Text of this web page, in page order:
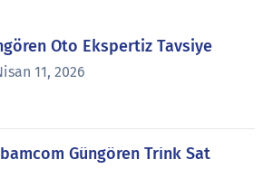
Oto Ekspertiz Tavsiye
11, 2026
Güngören Trink Sat